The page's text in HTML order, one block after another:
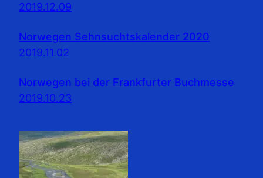
2019.12.09
Norwegen Sehnsuchtskalender 2020
2019.11.02
Norwegen bei der Frankfurter Buchmesse
2019.10.23